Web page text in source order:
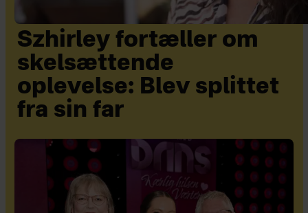
Szhirley fortæller om
skelsættende
oplevelse: Blev splittet
fra sin far